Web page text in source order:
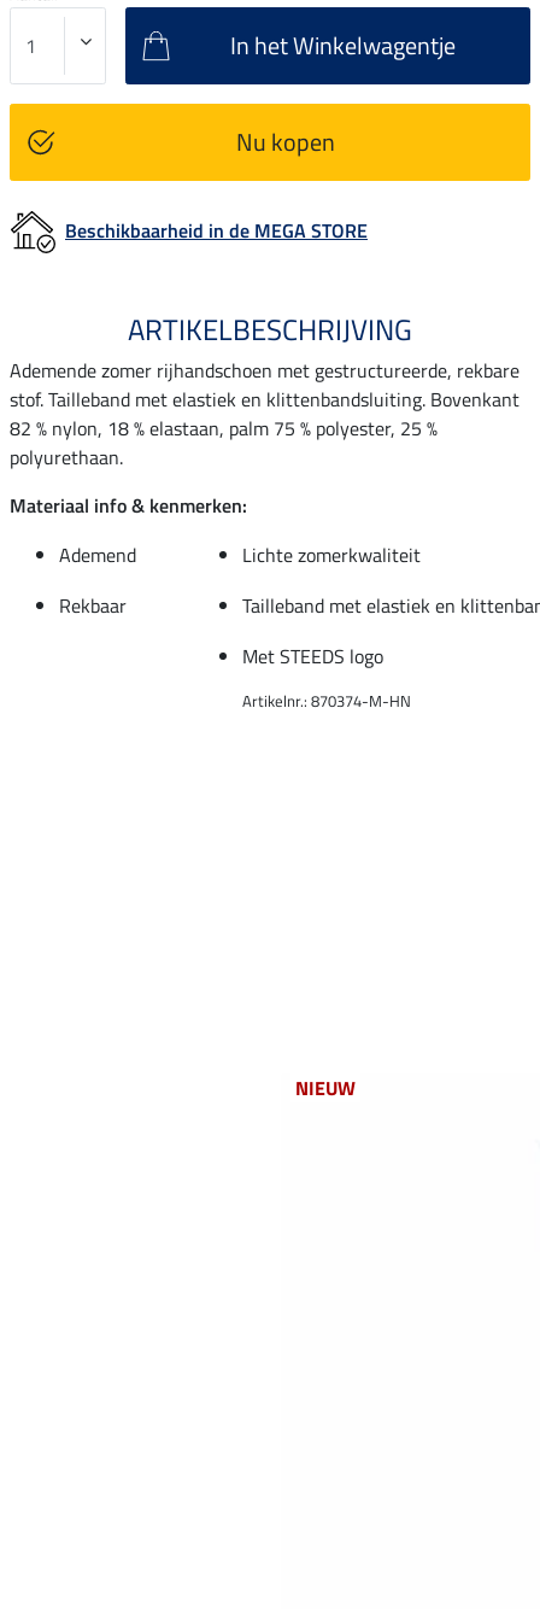
In het Winkelwagentje
Nu kopen
Beschikbaarheid in de MEGA STORE
ARTIKELBESCHRIJVING
Ademende zomer rijhandschoen met gestructureerde, rekbare
stof. Tailleband met elastiek en klittenbandsluiting. Bovenkant
82 % nylon, 18 % elastaan, palm 75 % polyester, 25 %
polyurethaan.
Materiaal info & kenmerken:
Ademend
Lichte zomerkwaliteit
Rekbaar
Tailleband met elastiek en
Met STEEDS logo
Artikelnr.: 870374-M-HN
NIEUW